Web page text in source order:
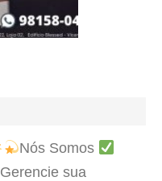
Nós Somos
Gerencie sua